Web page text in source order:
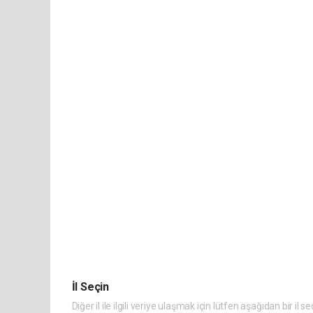
İl Seçin
Diğer il ile ilgili veriye ulaşmak için lütfen aşağıdan bir il